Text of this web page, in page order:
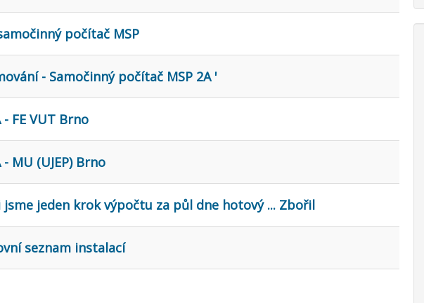
počítač MSP
- Samočinný počítač MSP 2A '
- FE VUT Brno
- MU (UJEP) Brno
jsme jeden krok výpočtu za půl dne hotový ... Zbořil
seznam instalací